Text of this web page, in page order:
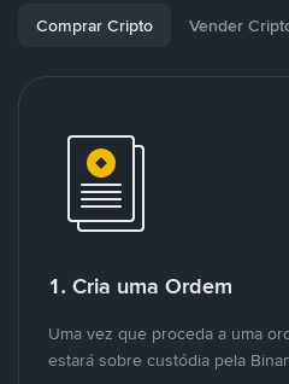
Comprar Cripto Vender
1. Cria uma Ordem
Uma vez que proceda a uma
estará sobre custódia pela